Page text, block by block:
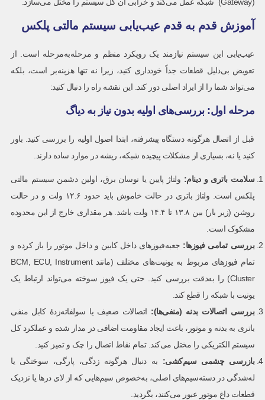
(Gateway) شبکه عمل می‌کند و خرابی آن کل سیستم را مختل می‌سازد.
آموزش قدم‌ به‌ قدم عیب‌یابی سیستم مالتی پلکس
عیب‌یابی این سیستم نیازمند یک رویکرد منظم و مرحله‌به‌مرحله است. از
تعویض بی‌دلیل قطعات جداً خودداری کنید، زیرا نه تنها هزینه‌بر است، بلکه
می‌تواند شما را از ایراد اصلی دور کند. این نقشه راه را دنبال کنید:
مرحله اول: بررسی‌های اولیه بدون نیاز به دیاگ
قبل از اتصال هرگونه دستگاه پیشرفته، ابتدا اصول اولیه را بررسی کنید. باور
کنید یا نه، بسیاری از مشکلات پیچیده شبکه، ریشه در موارد ساده دارند.
سلامت باتری و دینام: ولتاژ پایین یا نوسان برق، اولین دشمن سیستم مالتی
پلکس است. ولتاژ باتری در حالت خاموش باید حدود ۱۲.۶ ولت و در حالت
روشن (زیر بار) بین ۱۳.۸ تا ۱۴.۴ ولت باشد. هر مقداری خارج از این محدوده
مشکوک است.
بررسی تمامی فیوزها: جعبه‌فیوزهای داخل کابین و داخل موتور را باز کرده و
تمام فیوزهای مربوط به یونیت‌های مختلف (مانند BCM, ECU, Instrument
Cluster) را به‌دقت بررسی کنید. حتی یک فیوز سوخته می‌تواند ارتباط یک
یونیت با شبکه را قطع کند.
بررسی اتصالات بدنه (منفی‌ها): اتصالات ضعیف یا سولفاته‌زدۀ کابل منفی
باتری به بدنه و موتور، باعث ایجاد مقاومت اضافی در مدار شده و عملکرد کل
سیستم الکتریکی را مختل می‌کند. تمام نقاط اتصال را چک و تمیز کنید.
بازرسی چشمی سیم‌کشی: به دنبال هرگونه زدگی، پارگی، سوختگی یا
له‌شدگی در دسته‌سیم‌های اصلی، به‌خصوص سیم‌هایی که از لای درها یا نزدیک
قطعات داغ موتور عبور می‌کنند، بگردید.